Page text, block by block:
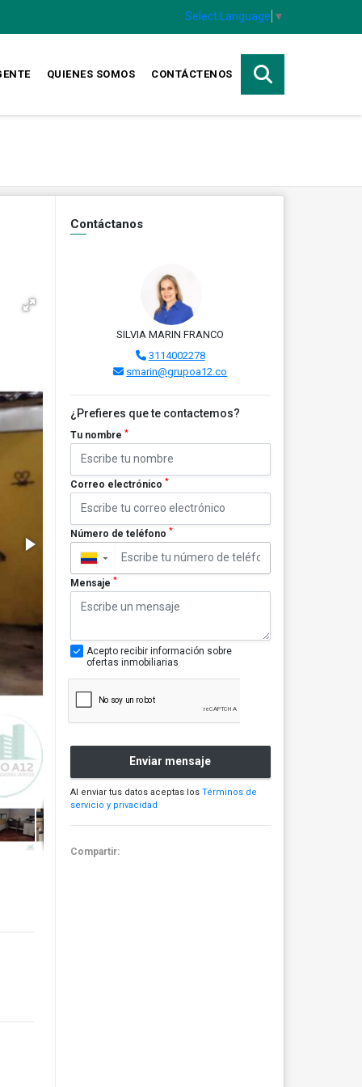
Select Language ▼
QUIENES SOMOS CONTÁCTENOS
Contáctanos
SILVIA MARIN FRANCO
3114002278
smarin@grupoa12.co
¿Prefieres que te contactemos?
Tu nombre *
Correo electrónico *
Número de teléfono *
▼
Mensaje *
Acepto recibir información sobre
ofertas inmobiliarias
Enviar mensaje
Al enviar tus datos aceptas los Términos de
servicio y privacidad
Compartir: